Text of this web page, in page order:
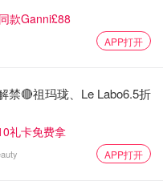
刻”
来自自然的治愈
的品牌理念之中。这样
择上就能直接看出哦！
款Ganni£88
APP打开
禁🔴祖玛珑、Le Labo6.5折
礼卡免费拿
APP打开